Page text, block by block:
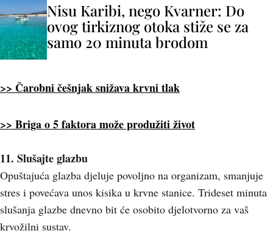
Nisu Karibi, nego Kvarner: Do
ovog tirkiznog otoka stiže se za
samo 20 minuta brodom
>> Čarobni češnjak snižava krvni tlak
>> Briga o 5 faktora može produžiti život
11. Slušajte glazbu
Opuštajuća glazba djeluje povoljno na organizam, smanjuje
stres i povećava unos kisika u krvne stanice. Trideset minuta
slušanja glazbe dnevno bit će osobito djelotvorno za vaš
krvožilni sustav.